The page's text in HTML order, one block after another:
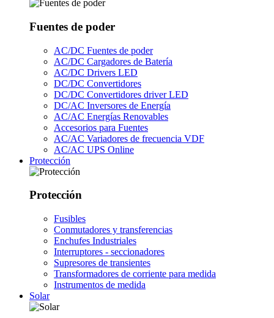
Fuentes de poder
AC/DC Fuentes de poder
AC/DC Cargadores de Batería
AC/DC Drivers LED
DC/DC Convertidores
DC/DC Convertidores driver LED
DC/AC Inversores de Energía
AC/AC Energías Renovables
Accesorios para Fuentes
AC/AC Variadores de frecuencia VDF
AC/AC UPS Online
Protección
Protección
Fusibles
Conmutadores y transferencias
Enchufes Industriales
Interruptores - seccionadores
Supresores de transientes
Transformadores de corriente para medida
Instrumentos de medida
Solar